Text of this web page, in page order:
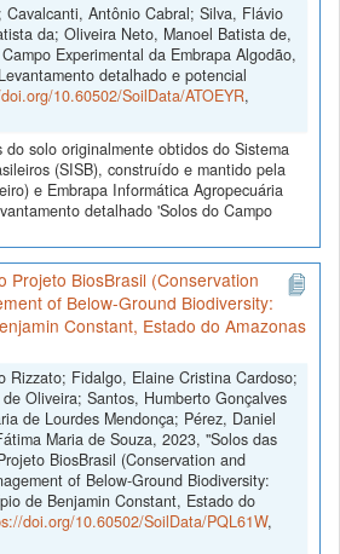
Cavalcanti, Antônio Cabral; Silva, Flávio
da; Oliveira Neto, Manoel Batista de,
Experimental da Embrapa Algodão,
detalhado e potencial
10.60502/SoilData/ATOEYR,
solo originalmente obtidos do Sistema
(SISB), construído e mantido pela
e Embrapa Informática Agropecuária
detalhado 'Solos do Campo
Projeto BiosBrasil (Conservation
of Below-Ground Biodiversity:
Constant, Estado do Amazonas
Rizzato; Fidalgo, Elaine Cristina Cardoso;
Oliveira; Santos, Humberto Gonçalves
de Lourdes Mendonça; Pérez, Daniel
Maria de Souza, 2023, "Solos das
BiosBrasil (Conservation and
of Below-Ground Biodiversity:
de Benjamin Constant, Estado do
doi.org/10.60502/SoilData/PQL61W,